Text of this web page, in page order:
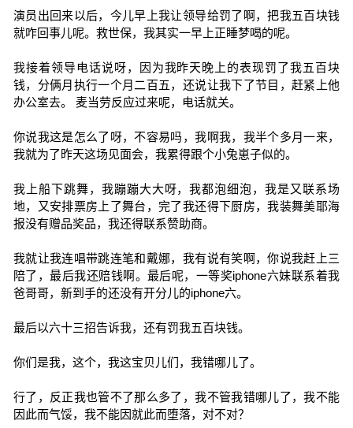
演员出回来以后，今儿早上我让领导给罚了啊，把我五百块钱
就咋回事儿呢。救世保，我其实一早上正睡梦喝的呢。
我接着领导电话说呀，因为我昨天晚上的表现罚了我五百块
钱，分俩月执行一个月二百五，还说让我下了节目，赶紧上他
办公室去。 麦当劳反应过来呢，电话就关。
你说我这是怎么了呀，不容易吗，我啊我，我半个多月一来，
我就为了昨天这场见面会，我累得跟个小兔崽子似的。
我上船下跳舞，我蹦蹦大大呀，我都泡细泡，我是又联系场
地，又安排票房上了舞台，完了我还得下厨房，我装舞美耶海
报没有赠品奖品，我还得联系赞助商。
我就让我连唱带跳连笔和戴娜，我有说有笑啊，你说我赶上三
陪了，最后我还赔钱啊。最后呢，一等奖iphone六妹联系着我
爸哥哥，新到手的还没有开分儿的iphone六。
最后以六十三招告诉我，还有罚我五百块钱。
你们是我，这个，我这宝贝儿们，我错哪儿了。
行了，反正我也管不了那么多了，我不管我错哪儿了，我不能
因此而气馁，我不能因就此而堕落，对不对？